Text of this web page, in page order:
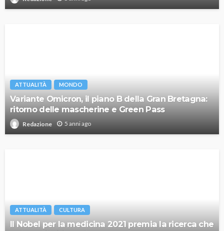
ATTUALITÀ MONDO
Variante Omicron, il piano B della Gran Bretagna:
ritorno delle mascherine e Green Pass
Redazione 5 anni ago
ATTUALITÀ CULTURA
Il Nobel per la medicina 2021 premia la ricerca che